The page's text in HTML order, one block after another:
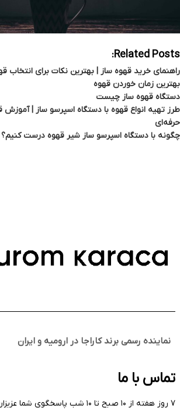
Related Posts:
راهنمای خرید قهوه ساز | بهترین نکات برای انتخاب
بهترین زمان خوردن قهوه
دستگاه قهوه ساز چیست
طرز تهیه انواع قهوه با دستگاه اسپرسو ساز |
حرفه‌ای
چگونه با دستگاه اسپرسو ساز شیر قهوه درست کنیم؟
نماینده رسمی برند کاراجا در ارومیه و ایران
تماس با ما
۷ روز هفته از ۱۰ صبح تا ۱۰ شب پاسخگوی شما عزیزان هستیم